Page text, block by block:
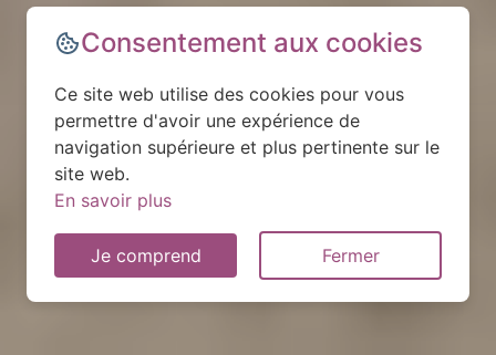
Consentement aux cookies
Ce site web utilise des cookies pour vous
permettre d'avoir une expérience de
navigation supérieure et plus pertinente sur le
site web.
En savoir plus
Je comprend Fermer